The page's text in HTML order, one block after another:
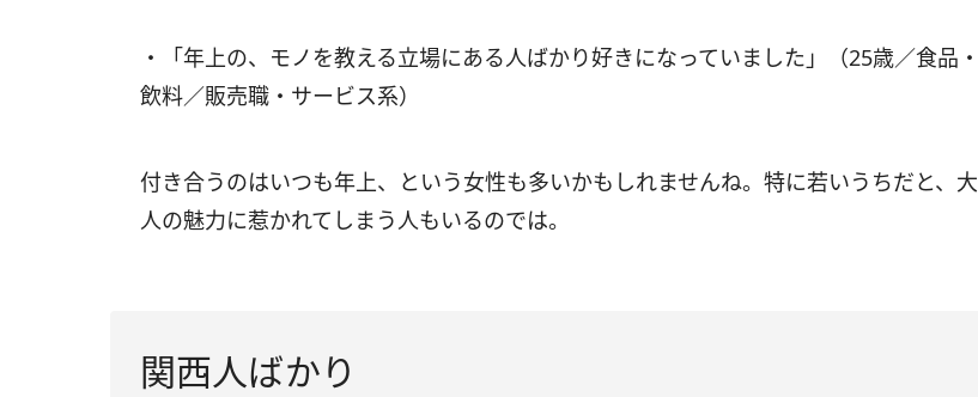
・「年上の、モノを教える立場にある人ばかり好きになっていました」（25歳／食品・
飲料／販売職・サービス系）
付き合うのはいつも年上、という女性も多いかもしれませんね。特に若いうちだと、大
人の魅力に惹かれてしまう人もいるのでは。
関西人ばかり